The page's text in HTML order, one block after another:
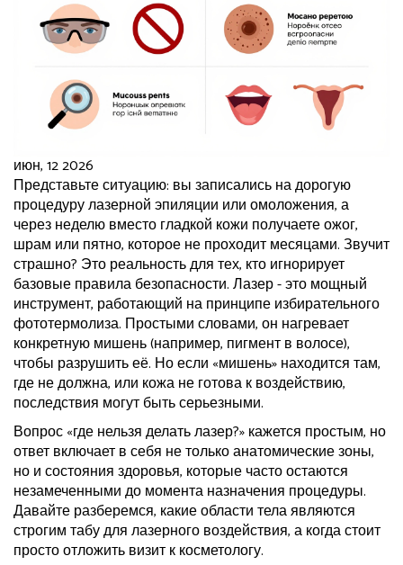
июн, 12 2026
Представьте ситуацию: вы записались на дорогую
процедуру лазерной эпиляции или омоложения, а
через неделю вместо гладкой кожи получаете ожог,
шрам или пятно, которое не проходит месяцами. Звучит
страшно? Это реальность для тех, кто игнорирует
базовые правила безопасности. Лазер - это мощный
инструмент, работающий на принципе избирательного
фототермолиза. Простыми словами, он нагревает
конкретную мишень (например, пигмент в волосе),
чтобы разрушить её. Но если «мишень» находится там,
где не должна, или кожа не готова к воздействию,
последствия могут быть серьезными.
Вопрос «где нельзя делать лазер?» кажется простым, но
ответ включает в себя не только анатомические зоны,
но и состояния здоровья, которые часто остаются
незамеченными до момента назначения процедуры.
Давайте разберемся, какие области тела являются
строгим табу для лазерного воздействия, а когда стоит
просто отложить визит к косметологу.